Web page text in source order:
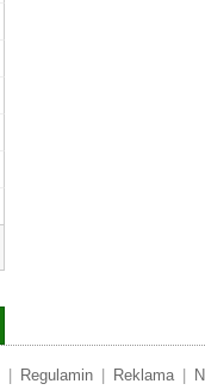
Regulamin Reklama